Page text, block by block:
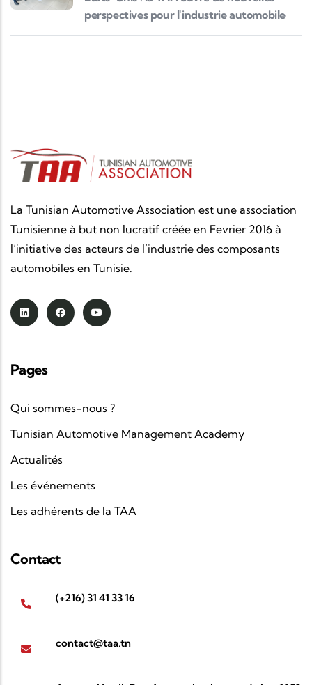
perspectives pour l'industrie automobile
La Tunisian Automotive Association est une association
Tunisienne à but non lucratif créée en Fevrier 2016 à
l’initiative des acteurs de l’industrie des composants
automobiles en Tunisie.
Pages
Qui sommes-nous ?
Tunisian Automotive Management Academy
Actualités
Les événements
Les adhérents de la TAA
Contact
(+216) 31 41 33 16
contact@taa.tn